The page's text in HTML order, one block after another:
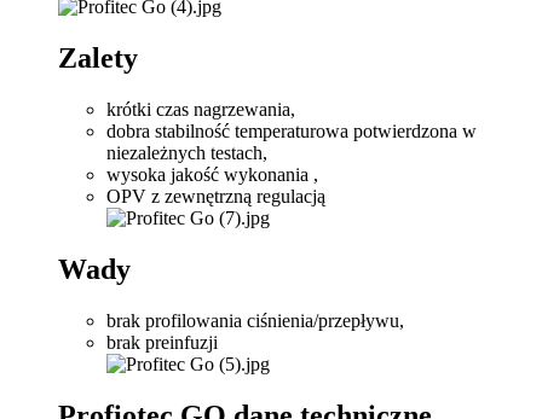
Zalety
krótki czas nagrzewania,
dobra stabilność temperaturowa potwierdzona w
niezależnych testach,
wysoka jakość wykonania ,
OPV z zewnętrzną regulacją
Wady
brak profilowania ciśnienia/przepływu,
brak preinfuzji